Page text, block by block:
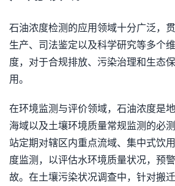
石油浓度检测的应用领域十分广泛，
生产、司法鉴定以及科学研究等多个
度，对于合规排放、污染治理和生态
用。
在环境监测与评价领域，石油浓度是
海域以及土壤环境质量常规监测的必
站定期对辖区内重点流域、集中式饮
度监测，以评估水环境质量状况，预
故。在土壤污染状况调查中，针对搬